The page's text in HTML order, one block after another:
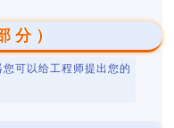
分）
您可以给工程师提出您的